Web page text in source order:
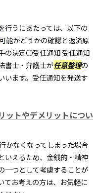
行うにあたっては、以下の
能かどうかの確認と返済原
の決定〇受任通知 受任通知
書士・弁護士が任意整理の
います。受任通知を発送す
ットやデメリットについ
かなくなってしまった場合
いえるため、金銭的・精神
一つとして考慮することが
てお考えの方は、お気軽に